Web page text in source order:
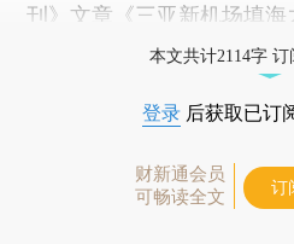
刊》文章《三亚新机场填海
本文共计2114字
登录 后获取已订
财新通会员
可畅读全文
订